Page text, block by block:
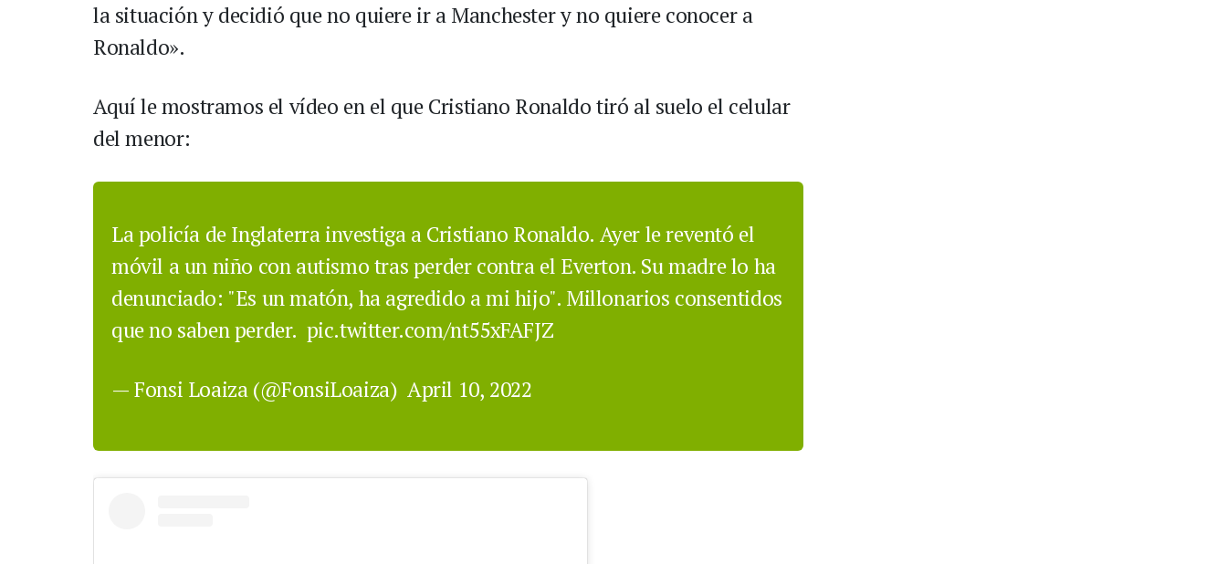
la situación y decidió que no quiere ir a Manchester y no quiere conocer a
Ronaldo».
Aquí le mostramos el vídeo en el que Cristiano Ronaldo tiró al suelo el celular
del menor:
La policía de Inglaterra investiga a Cristiano Ronaldo. Ayer le reventó el
móvil a un niño con autismo tras perder contra el Everton. Su madre lo ha
denunciado: "Es un matón, ha agredido a mi hijo". Millonarios consentidos
que no saben perder. pic.twitter.com/nt55xFAFJZ
— Fonsi Loaiza (@FonsiLoaiza) April 10, 2022